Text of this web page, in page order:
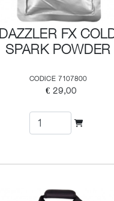
DAZZLER FX
SPARK POWDER
CODICE 7107800
€ 29,00